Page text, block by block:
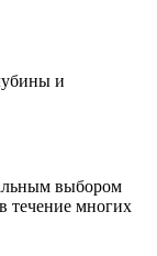
и
выбором
течение многих